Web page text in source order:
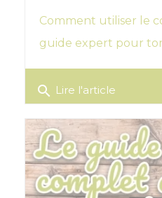
Comment utiliser le
guide expert pour
search Lire l'article